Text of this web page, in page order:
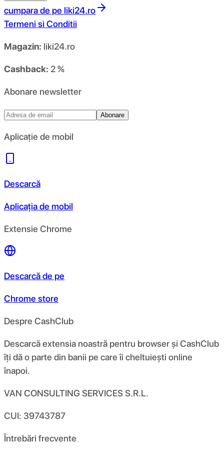
cumpara de pe liki24.ro
Termeni si Conditii
Magazin: liki24.ro
Cashback: 2 %
Abonare newsletter
Abonare
Aplicație de mobil
Descarcă
Aplicația de mobil
Extensie Chrome
Descarcă de pe
Chrome store
Despre CashClub
Descarcă extensia noastră pentru browser și CashClub
îți dă o parte din banii pe care îi cheltuiești online
înapoi.
VAN CONSULTING SERVICES S.R.L.
CUI: 39743787
Întrebări frecvente